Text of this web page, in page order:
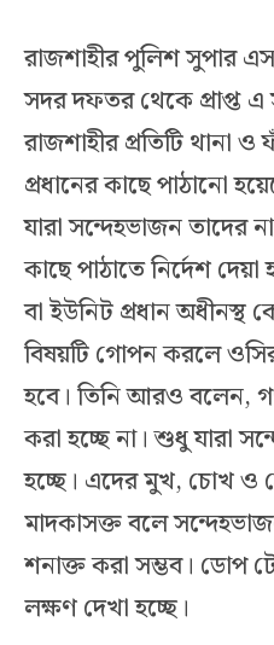
রাজশাহীর পুলিশ সুপার
সদর দফতর থেকে প্রাপ্ত এ
রাজশাহীর প্রতিটি থানা ও
প্রধানের কাছে পাঠানো
যারা সন্দেহভাজন তাদের
কাছে পাঠাতে নির্দেশ
বা ইউনিট প্রধান
বিষয়টি গোপন করলে ওসির
হবে। তিনি আরও বলেন,
করা হচ্ছে না। শুধু যারা
হচ্ছে। এদের মুখ, চোখ ও
মাদকাসক্ত বলে
শনাক্ত করা সম্ভব। ডোপ
লক্ষণ দেখা হচ্ছে।